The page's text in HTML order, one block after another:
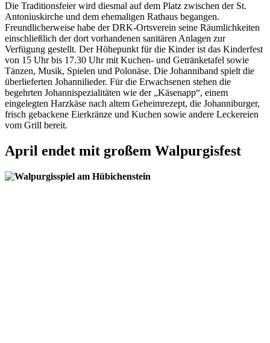
Die Traditionsfeier wird diesmal auf dem Platz zwischen der St.
Antoniuskirche und dem ehemaligen Rathaus begangen.
Freundlicherweise habe der DRK-Ortsverein seine Räumlichkeiten
einschließlich der dort vorhandenen sanitären Anlagen zur
Verfügung gestellt. Der Höhepunkt für die Kinder ist das Kinderfest
von 15 Uhr bis 17.30 Uhr mit Kuchen- und Getränketafel sowie
Tänzen, Musik, Spielen und Polonäse. Die Johanniband spielt die
überlieferten Johannilieder. Für die Erwachsenen stehen die
begehrten Johannispezialitäten wie der „Käsenapp“, einem
eingelegten Harzkäse nach altem Geheimrezept, die Johanniburger,
frisch gebackene Eierkränze und Kuchen sowie andere Leckereien
vom Grill bereit.
April endet mit großem Walpurgisfest